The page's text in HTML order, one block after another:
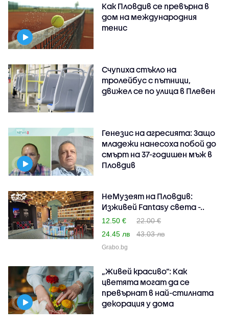
Как Пловдив се превърна в
дом на международния
тенис
Счупиха стъкло на
тролейбус с пътници,
движел се по улица в Плевен
Генезис на агресията: Защо
младежи нанесоха побой до
смърт на 37-годишен мъж в
Пловдив
НеМузеят на Пловдив:
Изживей Fantasy света -..
12.50 €
22.00 €
24.45 лв
43.03 лв
Grabo.bg
„Живей красиво”: Как
цветята могат да се
превърнат в най-стилната
декорация у дома